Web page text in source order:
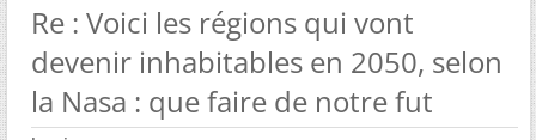
Re : Voici les régions qui vont
devenir inhabitables en 2050, selon
la Nasa : que faire de notre fut